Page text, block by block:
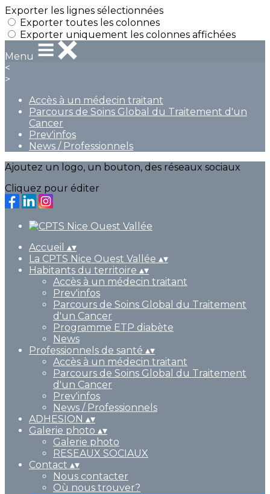
Exporter les lignes sélectionnées
Exporter toutes les colonnes
Exporter uniquement les colonnes affichées
Menu
<
>
Accès à un médecin traitant
Parcours de Soins Global du Traitement d'un
Cancer
Prev'infos
News / Professionnels
Ajoutez un logo, un bouton, des réseaux sociaux
Cliquez pour éditer
Accueil ▴▾
La CPTS Nice Ouest Vallée ▴▾
Habitants du territoire ▴▾
Accès à un médecin traitant
Prev'infos
Parcours de Soins Global du Traitement
d'un Cancer
Programme ETP diabète
News
Professionnels de santé ▴▾
Accès à un médecin traitant
Parcours de Soins Global du Traitement
d'un Cancer
Prev'infos
News / Professionnels
ADHESION ▴▾
Galerie photo ▴▾
Galerie photo
RESEAUX SOCIAUX
Contact ▴▾
Nous contacter
Où nous trouver?